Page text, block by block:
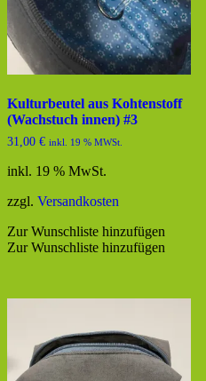
Kulturbeutel aus Kohtenstoff
(Wachstuch innen) #3
31,00 € inkl. 19 % MWSt.
inkl. 19 % MwSt.
zzgl. Versandkosten
Zur Wunschliste hinzufügen
Zur Wunschliste hinzufügen